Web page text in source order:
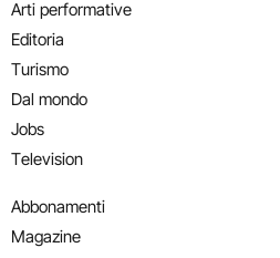
Arti performative
Editoria
Turismo
Dal mondo
Jobs
Television
Abbonamenti
Magazine